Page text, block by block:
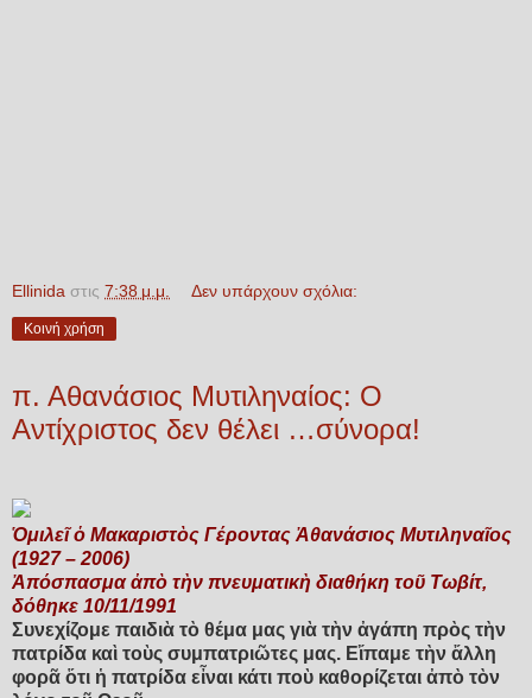
Ellinida στις 7:38 μ.μ. Δεν υπάρχουν σχόλια:
Κοινή χρήση
π. Αθανάσιος Μυτιληναίος: Ο
Αντίχριστος δεν θέλει …σύνορα!
Ὁμιλεῖ ὁ Μακαριστὸς Γέροντας Ἀθανάσιος Μυτιληναῖος
(1927 – 2006)
Ἀπόσπασμα ἀπὸ τὴν πνευματικὴ διαθήκη τοῦ Τωβίτ,
δόθηκε 10/11/1991
Συνεχίζομε παιδιὰ τὸ θέμα μας γιὰ τὴν ἀγάπη πρὸς τὴν
πατρίδα καὶ τοὺς συμπατριῶτες μας. Εἴπαμε τὴν ἄλλη
φορᾶ ὅτι ἡ πατρίδα εἶναι κάτι ποὺ καθορίζεται ἀπὸ τὸν